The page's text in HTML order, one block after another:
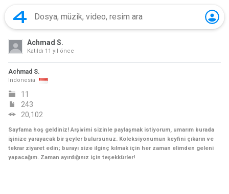
Achmad S.
Katıldı 11 yıl önce
Achmad S.
Indonesia
11
243
20,102
Sayfama hoş geldiniz! Arşivimi sizinle paylaşmak istiyorum, umarım burada
işinize yarayacak bir şeyler bulursunuz. Koleksiyonumun keyfini çıkarın ve
tekrar ziyaret edin; burayı size ilginç kılmak için her zaman elimden geleni
yapacağım. Zaman ayırdığınız için teşekkürler!